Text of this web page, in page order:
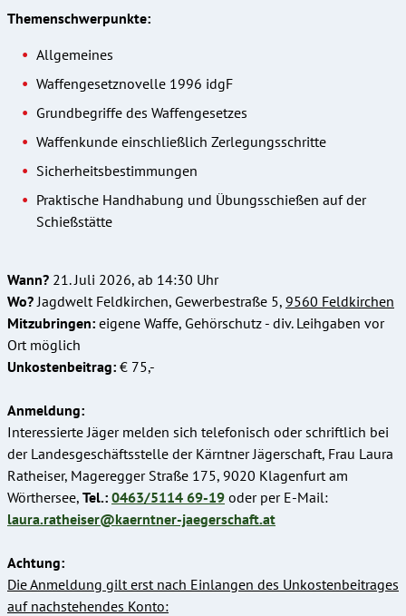
Themenschwerpunkte:
Allgemeines
Waffengesetznovelle 1996 idgF
Grundbegriffe des Waffengesetzes
Waffenkunde einschließlich Zerlegungsschritte
Sicherheitsbestimmungen
Praktische Handhabung und Übungsschießen auf der
Schießstätte
Wann? 21. Juli 2026, ab 14:30 Uhr
Wo?Jagdwelt Feldkirchen, Gewerbestraße 5, 9560 Feldkirchen
Mitzubringen: eigene Waffe, Gehörschutz - div. Leihgaben vor
Ort möglich
Unkostenbeitrag: € 75,-
Anmeldung:
Interessierte Jäger melden sich telefonisch oder schriftlich bei
der Landesgeschäftsstelle der Kärntner Jägerschaft, Frau Laura
Ratheiser, Mageregger Straße 175, 9020 Klagenfurt am
Wörthersee, Tel.: 0463/5114 69-19 oder per E-Mail:
laura.ratheiser@kaerntner-jaegerschaft.at
Achtung:
Die Anmeldung gilt erst nach Einlangen des Unkostenbeitrages
auf nachstehendes Konto: